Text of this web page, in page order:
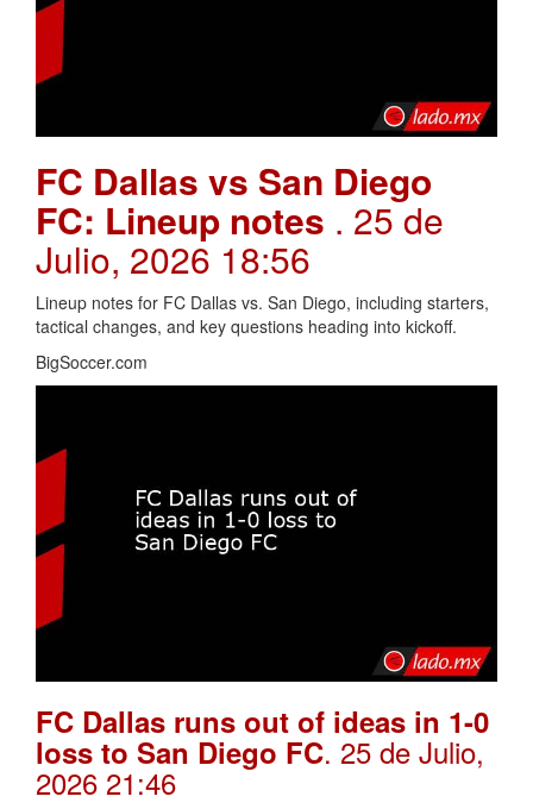
FC Dallas vs San Diego
FC: Lineup notes . 25 de
Julio, 2026 18:56
Lineup notes for FC Dallas vs. San Diego, including starters,
tactical changes, and key questions heading into kickoff.
BigSoccer.com
FC Dallas runs out of ideas in 1-0
loss to San Diego FC. 25 de Julio,
2026 21:46